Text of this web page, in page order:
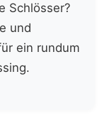
Schlösser?
und
ein rundum